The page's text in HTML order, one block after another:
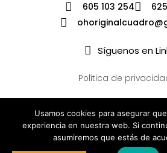
605 103 254
Síguenos en
Política de
Usamos cookies para asegurar
experiencia en nuestra web. Si
asumiremos que estás de